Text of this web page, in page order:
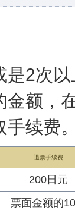
是2次
金额，
手续费
退票手续费
200日元
票面金额的